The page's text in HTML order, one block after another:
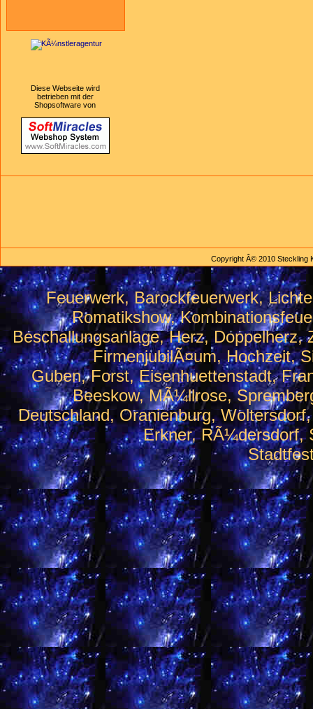
Diese Webseite wird
betrieben mit der
Shopsoftware von
Copyright Â© 2010 Steckling
Feuerwerk, Barockfeuerwerk,
Romatikshow,
Beschallungsanlage, Herz,
FirmenjubilÃ¤um, Hochzeit,
Guben, Forst, Eisenhuettenstadt,
Beeskow, MÃ¼llrose,
Deutschland, Oranienburg,
Erkner, RÃ¼dersdorf,